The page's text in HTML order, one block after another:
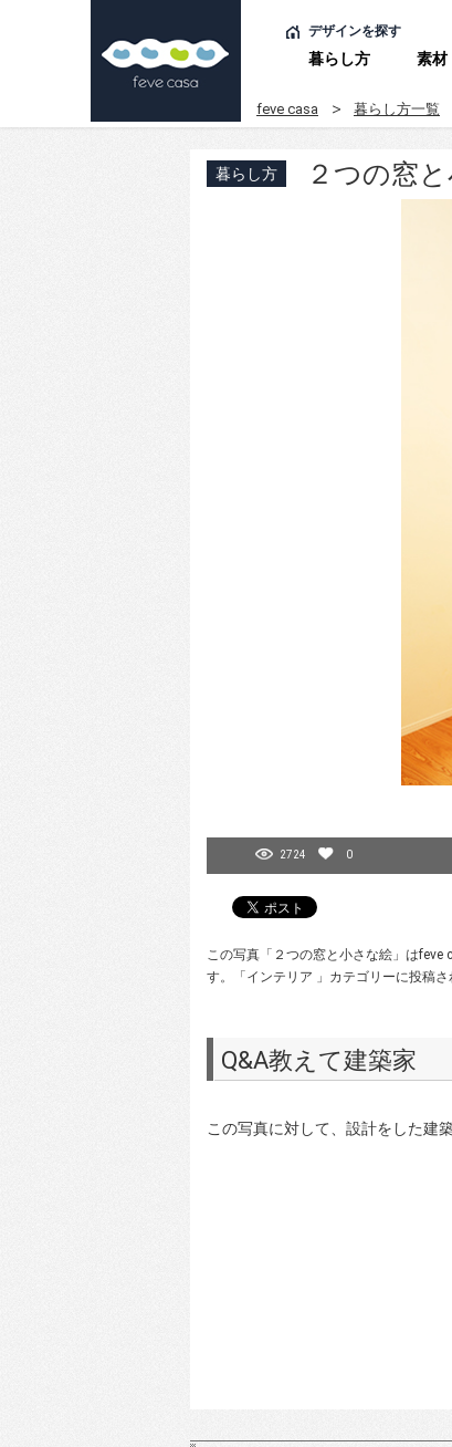
デザインを探す
暮らし方 素材
feve casa 暮らし方一覧
暮らし方 ２つの窓
2724 0
この写真「２つの窓と小さな絵」は
す。「インテリア 」カテゴリーに投稿さ
Q&A教えて建築家
この写真に対して、設計をした建